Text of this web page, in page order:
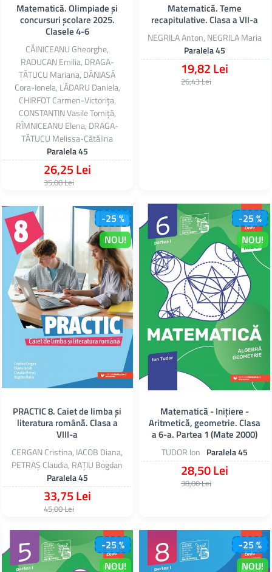
CĂINICEANU Gheorghe,
RADUCAN Emilia, DRAGA-
TĂTUCU Mariana, DĂNIASĂ
Cora-Ionela, LĂDARU Daniela,
CHIRFOT Carmen-Victorița,
CONSTANTIN Vasile Tomiță,
RÎMNICEANU Elena, DRAGA-
TĂTUCU Melissa-Cătălina
Paralela 45
Matematică. Olimpiade şi
concursuri şcolare 2025.
Clasele 4-6
26,25 Lei
35,00 Lei
NEGRILA Anton, NEGRILA Maria
Paralela 45
Matematică. Teme
recapitulative. Clasa a VII-a
19,82 Lei
26,43 Lei
NOU!
-25 %
CERGAN Cristina, IACOB Diana,
PETRAȘ Claudia, RAȚIU Bogdan
Paralela 45
PRACTIC 8. Caiet de limba și
literatura română. Clasa a
VIII-a
33,75 Lei
45,00 Lei
NOU!
-25 %
TUDOR Ion Paralela 45
Matematică - Iniţiere -
Aritmetică, geometrie. Clasa
a 6-a. Partea 1 (Mate 2000)
28,50 Lei
38,00 Lei
NOU!
-25 %
NOU!
-25 %